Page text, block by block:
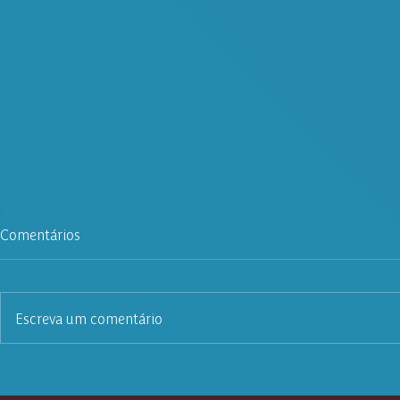
saiba quando você tem direito
seus
Comentários
Escreva um comentário